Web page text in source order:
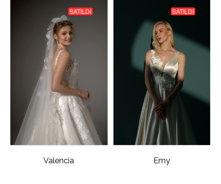
SATILDI
Valencia
SATILDI
Emy